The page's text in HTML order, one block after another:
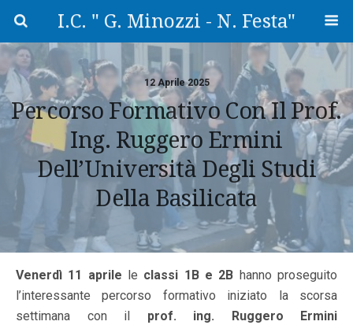
I.C. " G. Minozzi - N. Festa"
12 Aprile 2025
Percorso Formativo Con Il Prof.
Ing. Ruggero Ermini
Dell’Università Degli Studi
Della Basilicata
Venerdì 11 aprile le classi 1B e 2B hanno proseguito
l’interessante percorso formativo iniziato la scorsa
settimana con il prof. ing. Ruggero Ermini